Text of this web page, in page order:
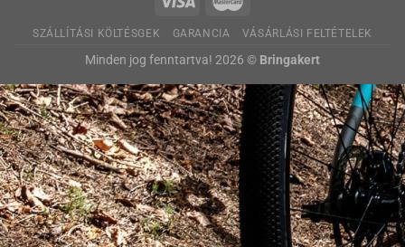
SZÁLLÍTÁSI KÖLTÉSGEK GARANCIA VÁSÁRLÁSI FELTÉTELEK
Minden jog fenntartva! 2026 © Bringakert